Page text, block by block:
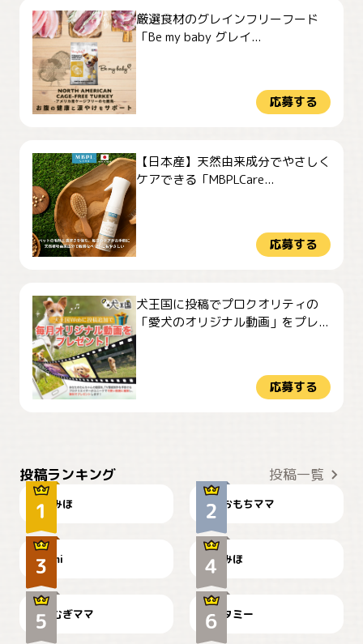
厳選食材のグレインフリーフード
「Be my baby グレイ...
応募する
【日本産】天然由来成分でやさしく
ケアできる「MBPLCare...
応募する
犬王国に投稿でプロクオリティの
「愛犬のオリジナル動画」をプレ...
応募する
投稿ランキング 投稿一覧
みほ おもちママ
可愛い？
mi
見てるぞぉ
みほ
🌻とむぎ！
むぎママ
ドーベルマンのお友達邸に
て
タミー